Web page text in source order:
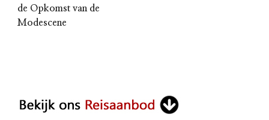
de Opkomst van de
Modescene